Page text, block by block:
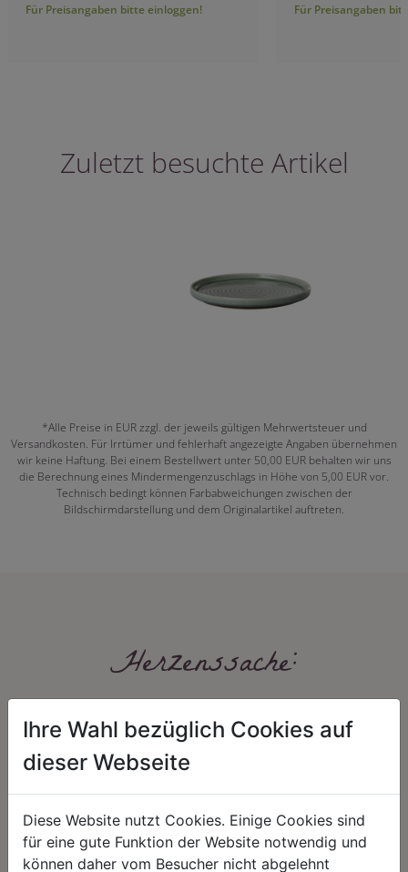
Für Preisangaben bitte einloggen! Für Preisangaben
Zuletzt besuchte Artikel
*Alle Preise in EUR zzgl. der jeweils gültigen Mehrwertsteuer und
Versandkosten. Für Irrtümer und fehlerhaft angezeigte Angaben übernehmen
wir keine Haftung. Bei einem Bestellwert unter 50,00 EUR behalten wir uns
die Berechnung eines Mindermengenzuschlags in Höhe von 5,00 EUR vor.
Technisch bedingt können Farbabweichungen zwischen der
Bildschirmdarstellung und dem Originalartikel auftreten.
Herzenssache:
HARMONIE
Unser Sortiment steht für ein
FAIRNESS
Nicht immer ist der günstigste Preis
Ihre Wahl bezüglich Cookies auf
dieser Webseite
Diese Website nutzt Cookies. Einige Cookies sind
für eine gute Funktion der Website notwendig und
können daher vom Besucher nicht abgelehnt